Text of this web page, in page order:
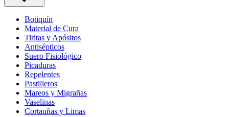
Botiquín
Material de Cura
Tiritas y Apósitos
Antisépticos
Suero Fisiológico
Picaduras
Repelentes
Pastilleros
Mareos y Migrañas
Vaselinas
Cortauñas y Limas